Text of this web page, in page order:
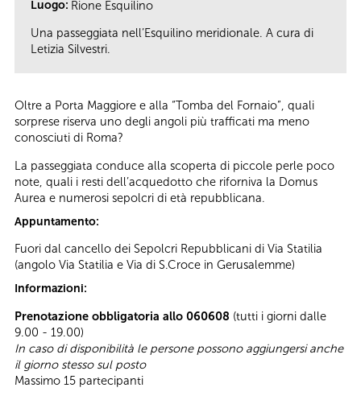
Luogo: Rione Esquilino
Una passeggiata nell’Esquilino meridionale. A cura di
Letizia Silvestri.
Oltre a Porta Maggiore e alla “Tomba del Fornaio”, quali
sorprese riserva uno degli angoli più trafficati ma meno
conosciuti di Roma?
La passeggiata conduce alla scoperta di piccole perle poco
note, quali i resti dell’acquedotto che riforniva la Domus
Aurea e numerosi sepolcri di età repubblicana.
Appuntamento:
Fuori dal cancello dei Sepolcri Repubblicani di Via Statilia
(angolo Via Statilia e Via di S.Croce in Gerusalemme)
Informazioni:
Prenotazione obbligatoria allo 060608 (tutti i giorni dalle
9.00 - 19.00)
In caso di disponibilità le persone possono aggiungersi anche
il giorno stesso sul posto
Massimo 15 partecipanti